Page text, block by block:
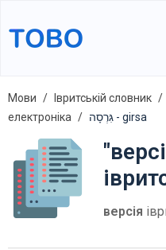
Мови Івритській словник
електроніка
גִּרְסָה - girsa
версія